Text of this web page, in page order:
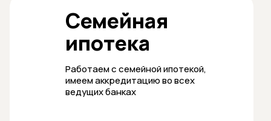
Семейная
ипотека
Работаем с семейной ипотекой,
имеем аккредитацию во всех
ведущих банках